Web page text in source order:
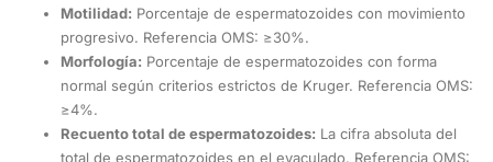
Motilidad: Porcentaje de espermatozoides con movimiento
progresivo. Referencia OMS: ≥30%.
Morfología: Porcentaje de espermatozoides con forma
normal según criterios estrictos de Kruger. Referencia OMS:
≥4%.
Recuento total de espermatozoides: La cifra absoluta del
total de espermatozoides en el eyaculado. Referencia OMS: